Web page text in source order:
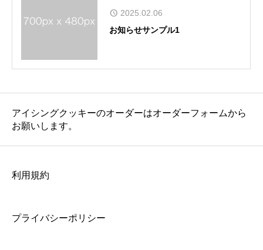
2025.02.06
お知らせサンプル1
アイシングクッキーのオーダーはオーダーフォームから
お願いします。
利用規約
プライバシーポリシー